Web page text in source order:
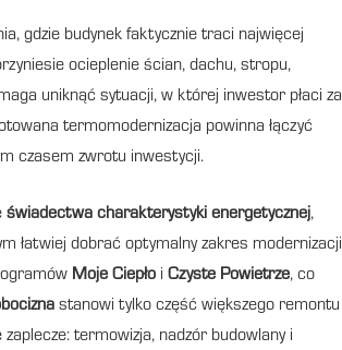
gdzie budynek faktycznie traci najwięcej
ocieplenie ścian, dachu, stropu,
uniknąć sytuacji, w której inwestor płaci za
termomodernizacja powinna łączyć
czasem zwrotu inwestycji.
świadectwa charakterystyki energetycznej,
łatwiej dobrać optymalny zakres modernizacji
Moje Ciepło i Czyste Powietrze, co
stanowi tylko część większego remontu
termowizja, nadzór budowlany i